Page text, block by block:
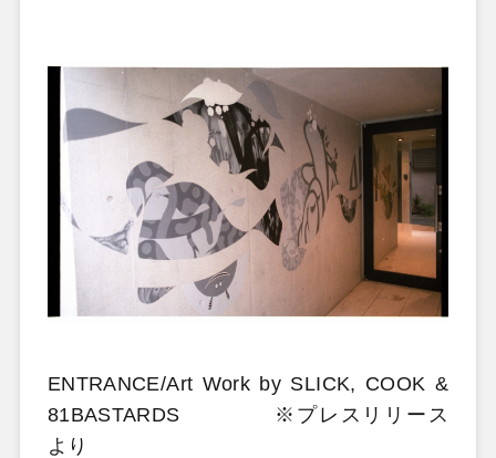
ENTRANCE/Art Work by SLICK, COOK &
81BASTARDS ※プレスリリース
より